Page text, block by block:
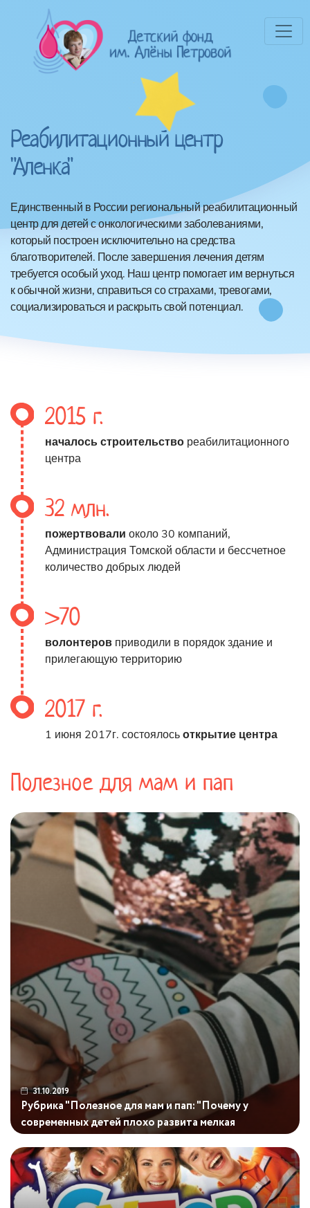
Реабилитационный центр
"Аленка"
Единственный в России региональный реабилитационный
центр для детей с онкологическими заболеваниями,
который построен исключительно на средства
благотворителей. После завершения лечения детям
требуется особый уход. Наш центр помогает им вернуться
к обычной жизни, справиться со страхами, тревогами,
социализироваться и раскрыть свой потенциал.
2015 г.
началось строительство реабилитационного
центра
32 млн.
пожертвовали около 30 компаний,
Администрация Томской области и бессчетное
количество добрых людей
>70
волонтеров приводили в порядок здание и
прилегающую территорию
2017 г.
1 июня 2017г. состоялосьоткрытие центра
Полезное для мам и пап
31.10.2019
Рубрика "Полезное для мам и пап: "Почему у
современных детей плохо развита мелкая
моторика?"